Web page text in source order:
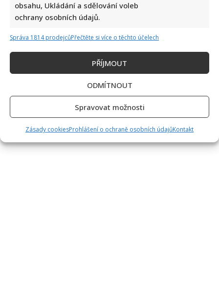
obsahu, Ukládání a sdělování voleb
ochrany osobních údajů.
Správa 1814 prodejcůPřečtěte si více o těchto účelech
PŘÍJMOUT
ODMÍTNOUT
Spravovat možnosti
Zásady cookiesProhlášení o ochraně osobních údajůKontakt